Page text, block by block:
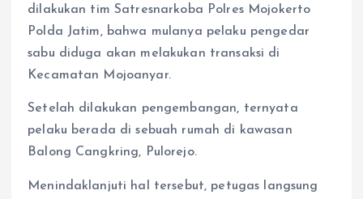
dilakukan tim Satresnarkoba Polres Mojokerto
Polda Jatim, bahwa mulanya pelaku pengedar
sabu diduga akan melakukan transaksi di
Kecamatan Mojoanyar.
Setelah dilakukan pengembangan, ternyata
pelaku berada di sebuah rumah di kawasan
Balong Cangkring, Pulorejo.
Menindaklanjuti hal tersebut, petugas langsung